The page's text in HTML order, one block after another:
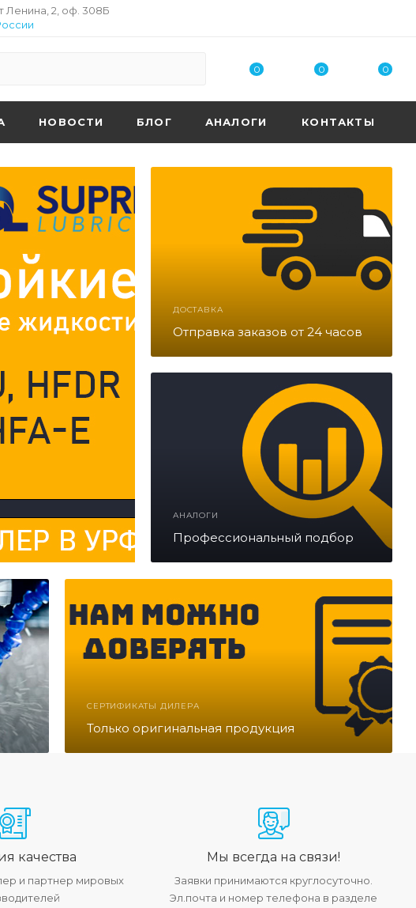
Ленина, 2, оф. 308Б
0 0 0
НОВОСТИ БЛОГ АНАЛОГИ КОНТАКТЫ
.
ДОСТАВКА
Отправка заказов от 24 часов
АНАЛОГИ
Профессиональный подбор
СЕРТИФИКАТЫ ДИЛЕРА
Только оригинальная продукция
качества
и партнер мировых
Мы всегда на связи!
Заявки принимаются круглосуточно.
Эл.почта и номер телефона в разделе